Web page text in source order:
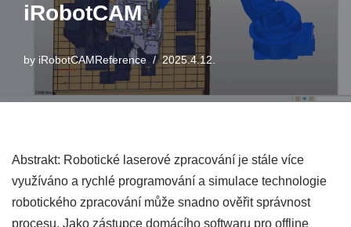
iRobotCAM
by iRobotCAMReference 2025.4.12.
Abstrakt: Robotické laserové zpracování je stále více
využíváno a rychlé programování a simulace technologie
robotického zpracování může snadno ověřit správnost
procesu. Jako zástupce domácího softwaru pro offline